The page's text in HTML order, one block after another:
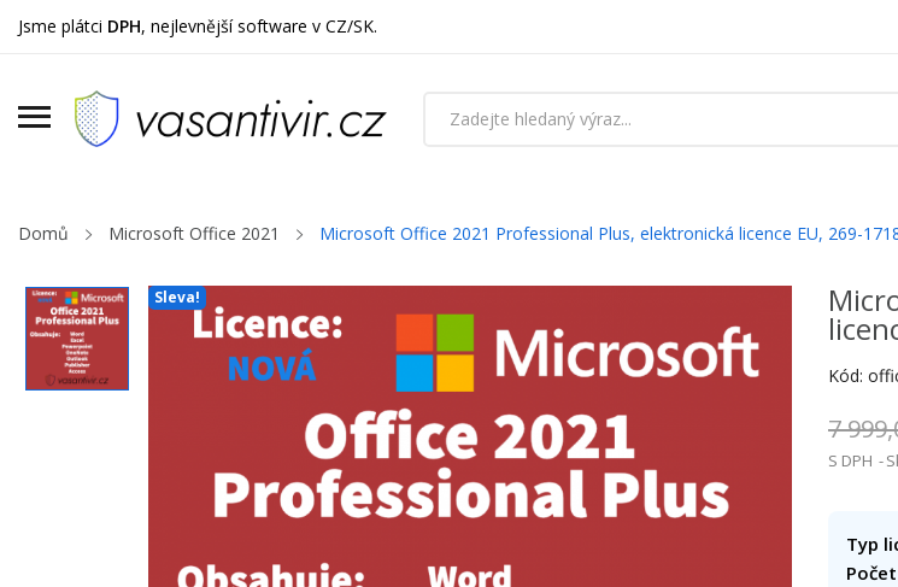
Jsme plátci DPH, nejlevnější software v CZ/SK.
Domů Microsoft Office 2021 Microsoft Office 2021 Professional Plus, elektronická licence EU, 269-
Sleva!
Kód:
7
S DPH
Typ